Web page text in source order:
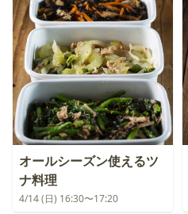
オールシーズン使えるツ
ナ料理
4/14 (日) 16:30〜17:20